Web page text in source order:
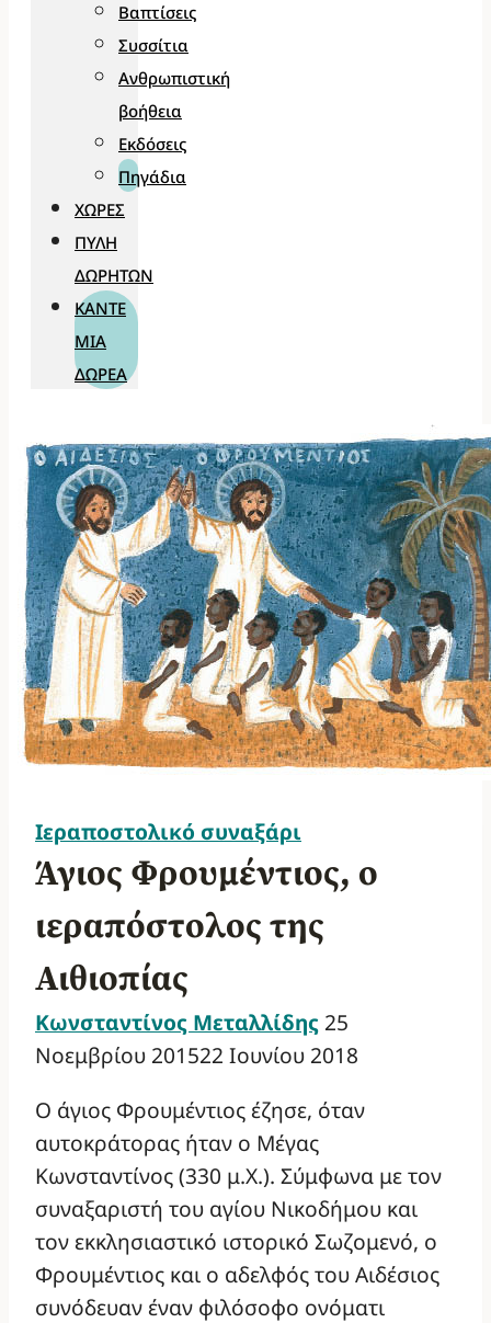
Βαπτίσεις
Συσσίτια
Ανθρωπιστική
βοήθεια
Εκδόσεις
Πηγάδια
ΧΏΡΕΣ
ΠΎΛΗ
ΔΩΡΗΤΏΝ
ΚΆΝΤΕ
ΜΊΑ
ΔΩΡΕΆ
Ιεραποστολικό συναξάρι
Άγιος Φρουμέντιος, ο
ιεραπόστολος της
Αιθιοπίας
Κωνσταντίνος Μεταλλίδης 25
Νοεμβρίου 201522 Ιουνίου 2018
Ο άγιος Φρουμέντιος έζησε, όταν
αυτοκράτορας ήταν ο Μέγας
Κωνσταντίνος (330 μ.Χ.). Σύμφωνα με τον
συναξαριστή του αγίου Νικοδήμου και
τον εκκλησιαστικό ιστορικό Σωζομενό, ο
Φρουμέντιος και ο αδελφός του Αιδέσιος
συνόδευαν έναν φιλόσοφο ονόματι